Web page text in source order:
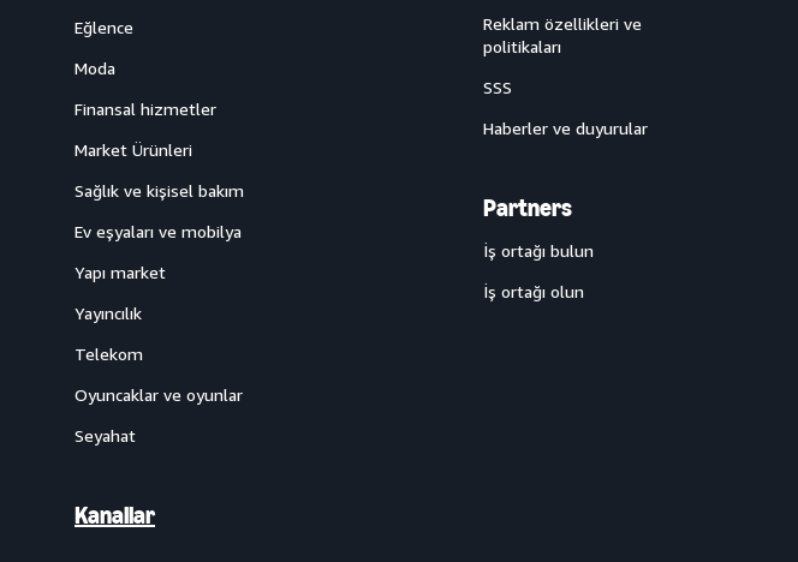
Eğlence
Moda
Finansal hizmetler
Market Ürünleri
Sağlık ve kişisel bakım
Ev eşyaları ve mobilya
Yapı market
Yayıncılık
Telekom
Oyuncaklar ve oyunlar
Seyahat
Kanallar
Reklam özellikleri ve
politikaları
SSS
Haberler ve duyurular
Partners
İş ortağı bulun
İş ortağı olun